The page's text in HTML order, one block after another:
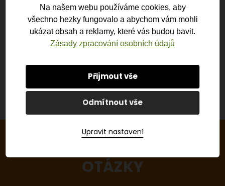
ČÍST VÍCE
ZOBRAZIT VŠECHNY AKTUALITY
OTÁZKY
Na našem webu používáme cookies, aby
všechno hezky fungovalo a abychom vám mohli
ukázat obsah a reklamy, které vás budou bavit.
Zásady zpracování osobních údajů
Přijmout vše
Odmítnout vše
Upravit nastavení